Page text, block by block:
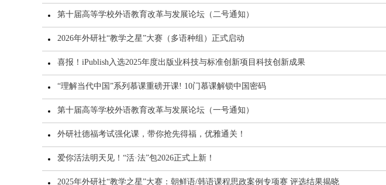
第十届高等学校外语教育改革与发展论坛（二号通知）
2026年外研社“教学之星”大赛（多语种组）正式启动
喜报！iPublish入选2025年度出版业科技与标准创新项目科技创新成果
“理解当代中国”系列慕课重磅开课! 10门慕课解锁中国密码
第十届高等学校外语教育改革与发展论坛（一号通知）
外研社德福考试强化课，带你抢先得福，优雅通关！
爱你活法明天见！“活·法”包2026正式上新！
2025年外研社“教学之星”大赛：朝鲜语/韩语课程思政案例专项赛 评选结果揭晓